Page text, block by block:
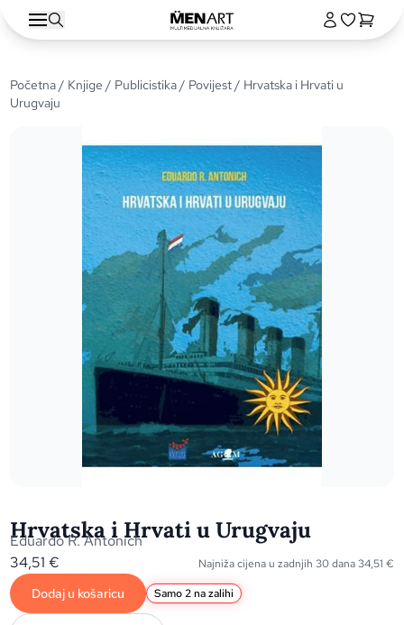
Početna/ Knjige / Publicistika/ Povijest/ Hrvatska i Hrvati u
Urugvaju
Hrvatska i Hrvati u Urugvaju
Eduardo R. Antonich
34,51€ Najniža cijena u zadnjih 30 dana34,51 €
Dodaj u košaricu Samo 2 na zalihi